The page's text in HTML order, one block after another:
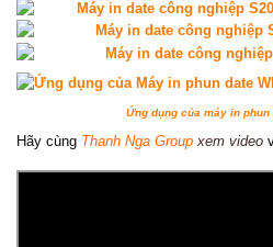
Ứng dụng của máy in
Hãy cùng Thanh Nga Group xem video